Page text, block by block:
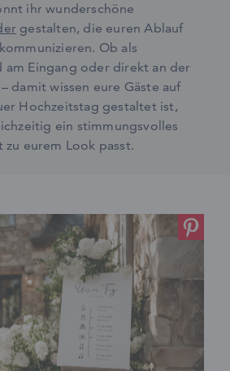
ihr wunderschöne
gestalten, die euren Ablauf
Ob als
am Eingang oder direkt an der
damit wissen eure Gäste auf
Hochzeitstag gestaltet ist,
ein stimmungsvolles
eurem Look passt.